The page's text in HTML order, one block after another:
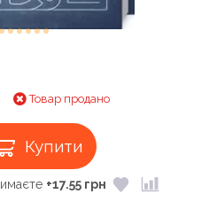
Товар продано
Купити
+17.55 грн